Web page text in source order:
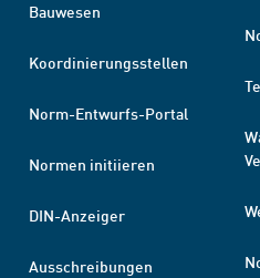
Bauwesen
Koordinierungsstellen
Norm-Entwurfs-Portal
Normen initiieren
DIN-Anzeiger
Ausschreibungen